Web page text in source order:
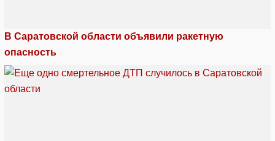
В Саратовской области объявили ракетную
опасность